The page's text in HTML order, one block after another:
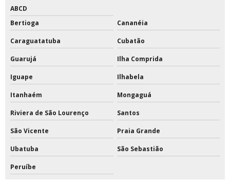
Tinta para pintura de quadras
Tinta para quadras
Tinta para quadras esportivas
Tinta poliuretano alifático
Tinta poliuretano para piso de concreto
Tinta poliuretano pu
Tinta pu
ABCD
Bertioga
Cananéia
Caraguatatuba Cubatão
Guarujá Ilha Comprida
Iguape Ilhabela
Itanhaém Mongaguá
Riviera de São Lourenço Santos
São Vicente Praia Grande
Ubatuba São Sebastião
Peruíbe